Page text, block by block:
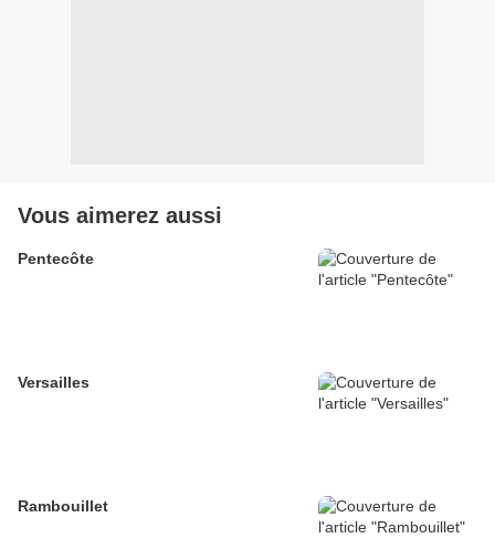
Vous aimerez aussi
Pentecôte
Versailles
Rambouillet